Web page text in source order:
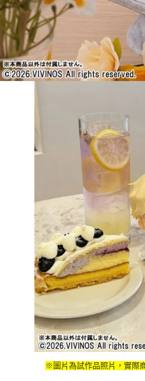
※圖片為試作品照片，實際